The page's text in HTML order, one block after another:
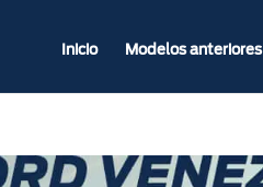
Inicio Modelos anteriores